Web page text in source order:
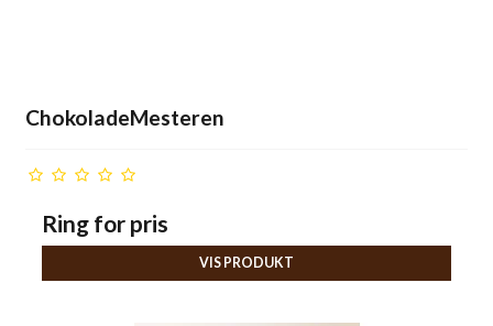
ChokoladeMesteren
Ring for pris
VIS PRODUKT